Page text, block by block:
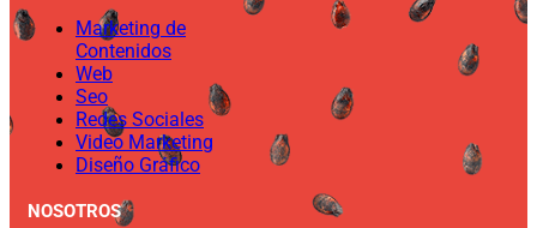
Marketing de
Contenidos
Web
Seo
Redes Sociales
Video Marketing
Diseño Gráfico
NOSOTROS